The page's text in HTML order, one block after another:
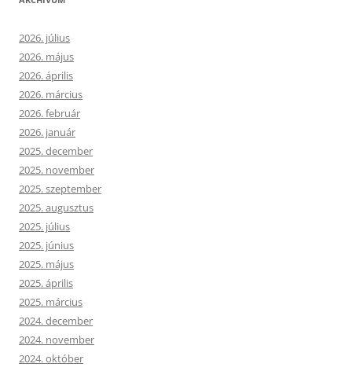
2026. július
2026. május
2026. április
2026. március
2026. február
2026. január
2025. december
2025. november
2025. szeptember
2025. augusztus
2025. július
2025. június
2025. május
2025. április
2025. március
2024. december
2024. november
2024. október